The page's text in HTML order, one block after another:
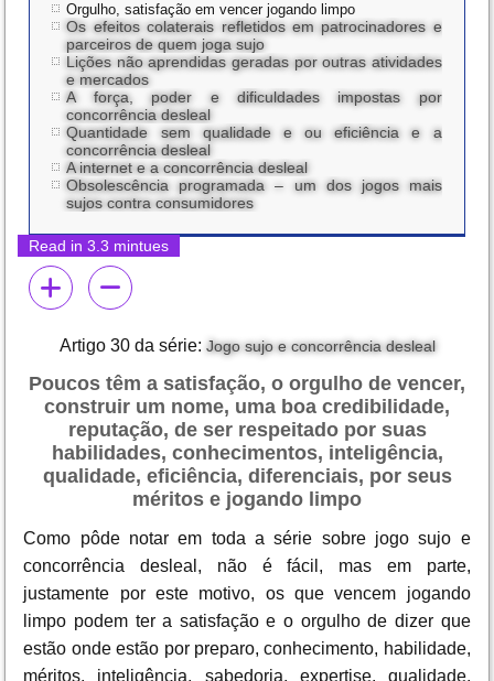
Orgulho, satisfação em vencer jogando limpo
Os efeitos colaterais refletidos em patrocinadores e
parceiros de quem joga sujo
Lições não aprendidas geradas por outras atividades
e mercados
A força, poder e dificuldades impostas por
concorrência desleal
Quantidade sem qualidade e ou eficiência e a
concorrência desleal
A internet e a concorrência desleal
Obsolescência programada – um dos jogos mais
sujos contra consumidores
Read in 3.3 mintues
Artigo 30 da série: Jogo sujo e concorrência desleal
Poucos têm a satisfação, o orgulho de vencer,
construir um nome, uma boa credibilidade,
reputação, de ser respeitado por suas
habilidades, conhecimentos, inteligência,
qualidade, eficiência, diferenciais, por seus
méritos e jogando limpo
Como pôde notar em toda a série sobre jogo sujo e
concorrência desleal, não é fácil, mas em parte,
justamente por este motivo, os que vencem jogando
limpo podem ter a satisfação e o orgulho de dizer que
estão onde estão por preparo, conhecimento, habilidade,
méritos, inteligência, sabedoria, expertise, qualidade,